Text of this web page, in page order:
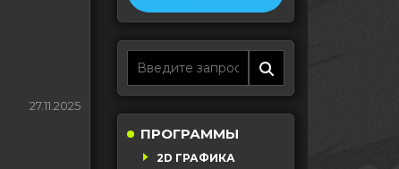
27.11.2025
ПРОГРАММЫ
2D ГРАФИКА